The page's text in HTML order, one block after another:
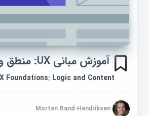
آموزش مبانی UX: منطق و محتوا
UX Foundations: Logic and Content
Morten Rand-Hendriksen